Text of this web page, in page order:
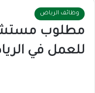
وظائف الرياض
مطلوب
للعمل في